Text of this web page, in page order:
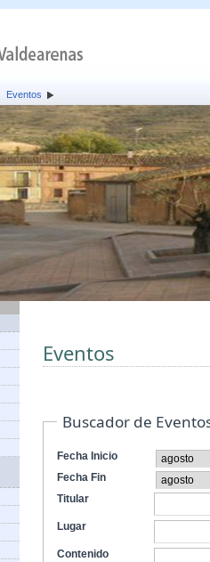
Eventos
Eventos
Buscador de
Fecha Inicio
Fecha Fin
Titular
Lugar
Contenido